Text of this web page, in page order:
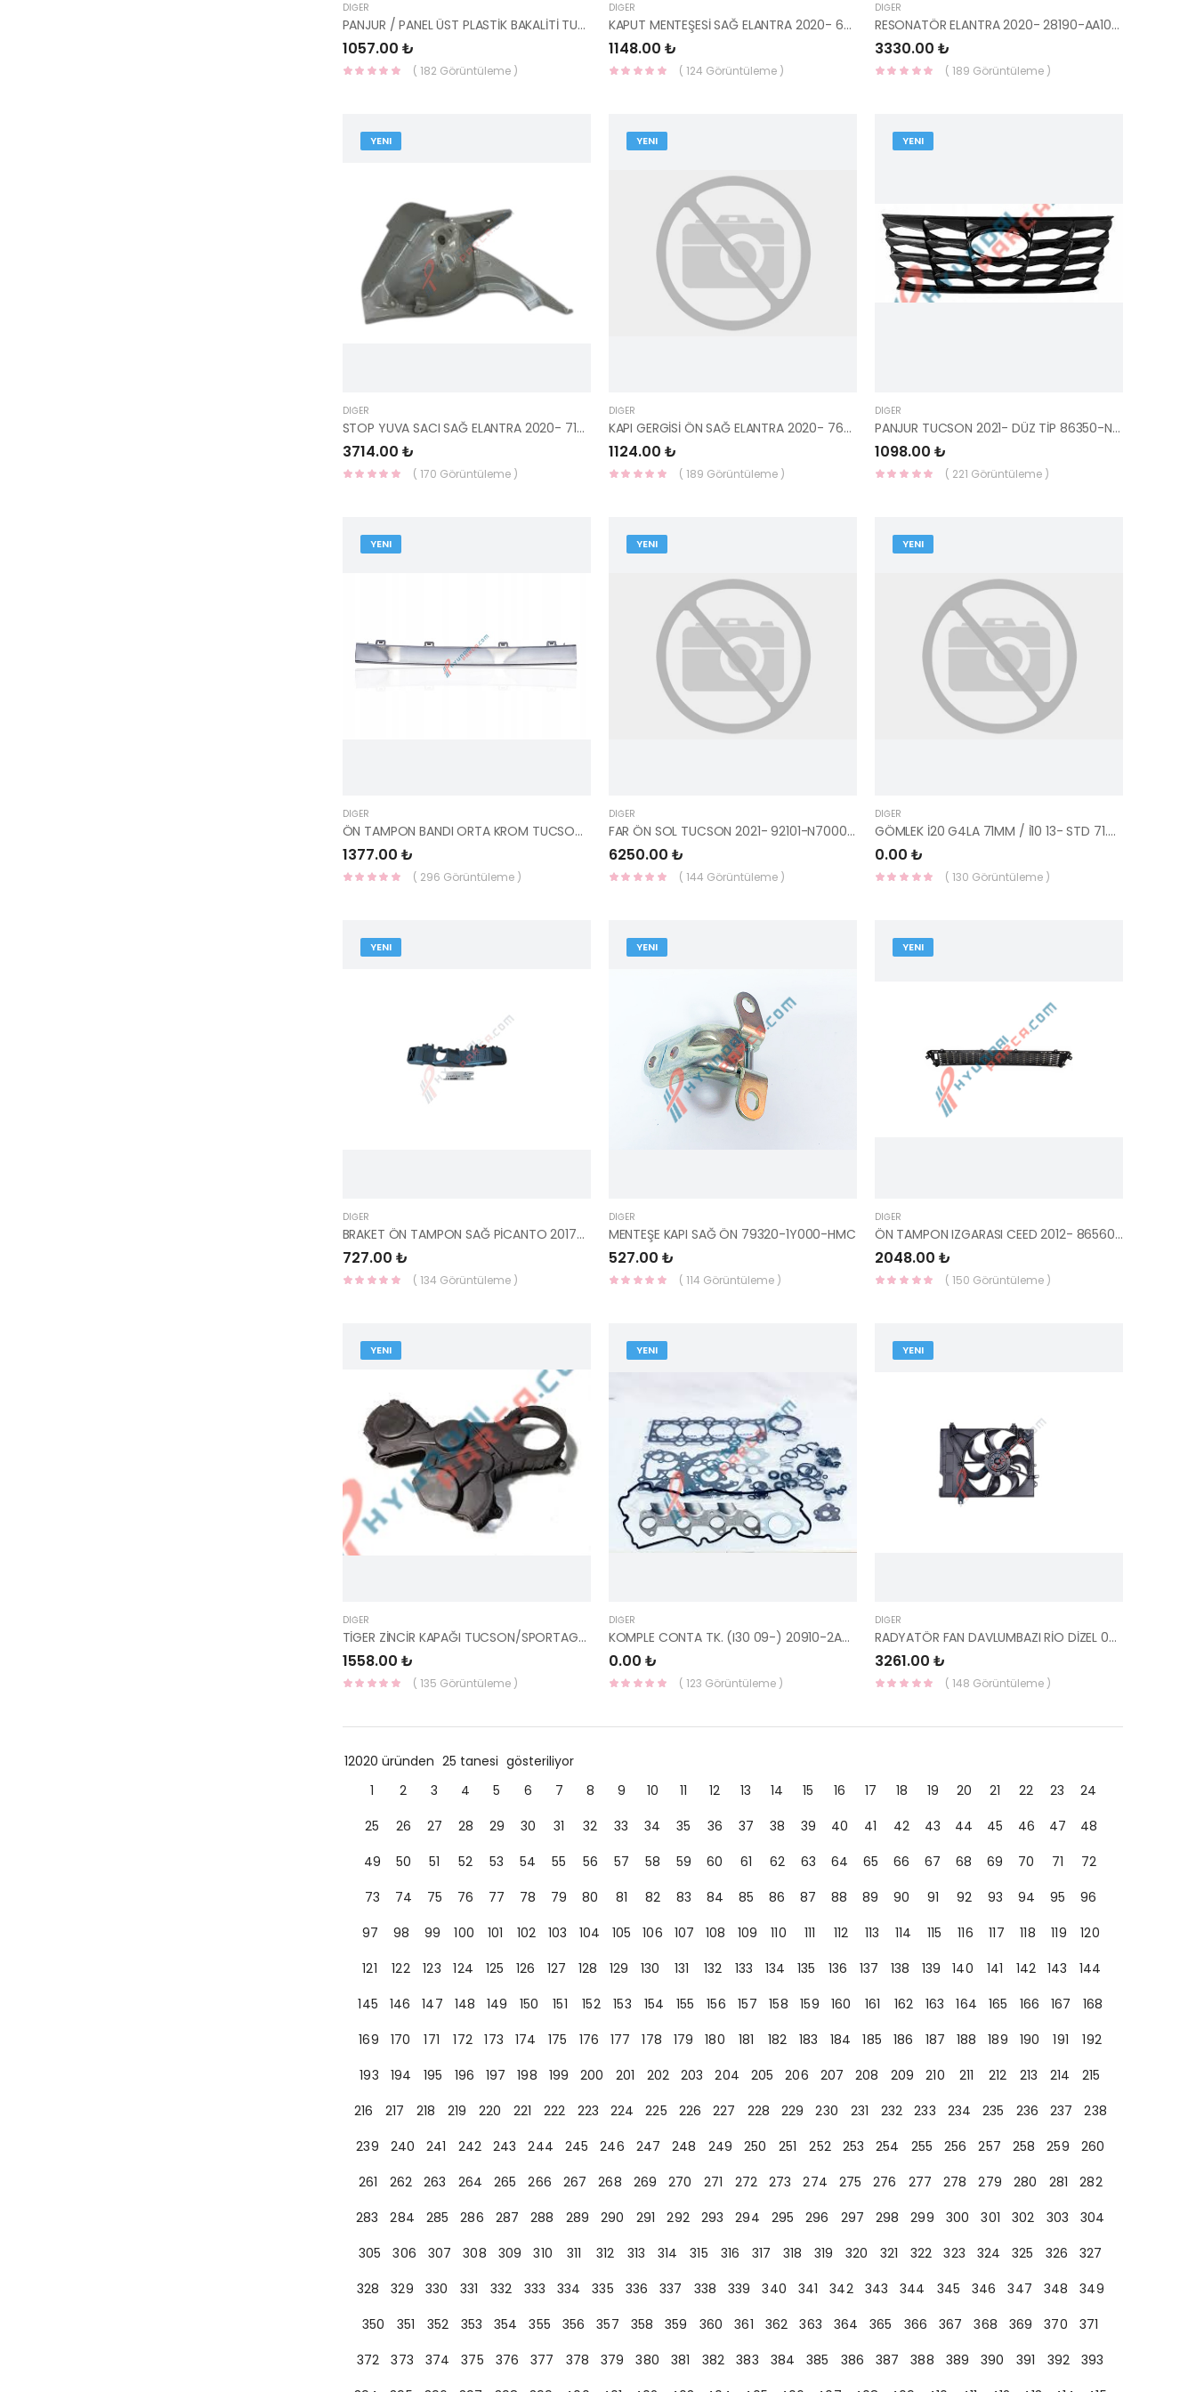
DIĞER
PANJUR / PANEL ÜST PLASTİK BAKALİTİ TUCSON 2021- KRK841-YS
1057.00 ₺
( 182 Görüntüleme )
DIĞER
KAPUT MENTEŞESİ SAĞ ELANTRA 2020- 66920-AA000-HMC
1148.00 ₺
( 124 Görüntüleme )
DIĞER
RESONATÖR ELANTRA 2020- 28190-AA100-HMC
3330.00 ₺
( 189 Görüntüleme )
YENI
DIĞER
STOP YUVA SACI SAĞ ELANTRA 2020- 71580-AA000-MOBIS
3714.00 ₺
( 170 Görüntüleme )
YENI
DIĞER
KAPI GERGİSİ ÖN SAĞ ELANTRA 2020- 76990-AA000-HMC
1124.00 ₺
( 189 Görüntüleme )
YENI
DIĞER
PANJUR TUCSON 2021- DÜZ TİP 86350-N7000-YS
1098.00 ₺
( 221 Görüntüleme )
YENI
DIĞER
ÖN TAMPON BANDI ORTA KROM TUCSON 2021- 86569-N7010-YS
1377.00 ₺
( 296 Görüntüleme )
YENI
DIĞER
FAR ÖN SOL TUCSON 2021- 92101-N7000-YS
6250.00 ₺
( 144 Görüntüleme )
YENI
DIĞER
GÖMLEK İ20 G4LA 71MM / İ10 13- STD 71.00MM İŞLENMİŞ 51-35719-000-YENMAK
0.00 ₺
( 130 Görüntüleme )
YENI
DIĞER
BRAKET ÖN TAMPON SAĞ PİCANTO 2017- 86514-G6000-HMC
727.00 ₺
( 134 Görüntüleme )
YENI
DIĞER
MENTEŞE KAPI SAĞ ÖN 79320-1Y000-HMC
527.00 ₺
( 114 Görüntüleme )
YENI
DIĞER
ÖN TAMPON IZGARASI CEED 2012- 86560-A2600-YS
2048.00 ₺
( 150 Görüntüleme )
YENI
DIĞER
TİGER ZİNCİR KAPAĞI TUCSON/SPORTAGE/KONA/STONİC 21320-2U001-HMC
1558.00 ₺
( 135 Görüntüleme )
YENI
DIĞER
KOMPLE CONTA TK. (I30 09-) 20910-2AM00-
0.00 ₺
( 123 Görüntüleme )
YENI
DIĞER
RADYATÖR FAN DAVLUMBAZI RİO DİZEL 06-11 25350-1G350-HMC
3261.00 ₺
( 148 Görüntüleme )
12020 üründen 25 tanesi gösteriliyor
1
2 3 4 5 6 7 8 9 10 11 12 13 14 15 16 17 18 19 20 21 22 23
24
25
26 27 28 29 30 31 32 33 34 35 36 37 38 39 40 41 42 43 44 45 46 47
48
49
50 51 52 53 54 55 56 57 58 59 60 61 62 63 64 65 66 67 68 69 70 71
72
73
74 75 76 77 78 79 80 81 82 83 84 85 86 87 88 89 90 91 92 93 94 95
96
97
98 99 100 101 102 103 104 105 106 107 108 109 110 111 112 113 114 115 116 117 118 119
120
121
122 123 124 125 126 127 128 129 130 131 132 133 134 135 136 137 138 139 140 141 142 143
144
145
146 147 148 149 150 151 152 153 154 155 156 157 158 159 160 161 162 163 164 165 166 167
168
169
170 171 172 173 174 175 176 177 178 179 180 181 182 183 184 185 186 187 188 189 190 191
192
193
194 195 196 197 198 199 200 201 202 203 204 205 206 207 208 209 210 211 212 213 214
215
216
217 218 219 220 221 222 223 224 225 226 227 228 229 230 231 232 233 234 235 236 237
238
239
240 241 242 243 244 245 246 247 248 249 250 251 252 253 254 255 256 257 258 259
260
261
262 263 264 265 266 267 268 269 270 271 272 273 274 275 276 277 278 279 280 281
282
283
284 285 286 287 288 289 290 291 292 293 294 295 296 297 298 299 300 301 302 303
304
305
306 307 308 309 310 311 312 313 314 315 316 317 318 319 320 321 322 323 324 325 326
327
328
329 330 331 332 333 334 335 336 337 338 339 340 341 342 343 344 345 346 347 348
349
350
351 352 353 354 355 356 357 358 359 360 361 362 363 364 365 366 367 368 369 370
371
372
373 374 375 376 377 378 379 380 381 382 383 384 385 386 387 388 389 390 391 392
393